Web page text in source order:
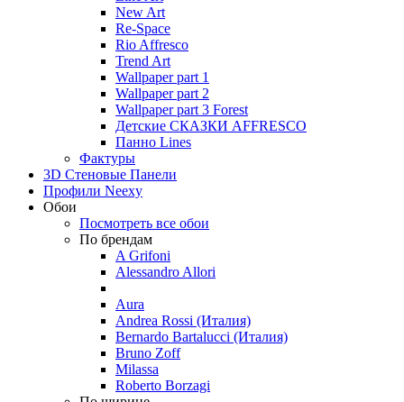
New Art
Re-Space
Rio Affresco
Trend Art
Wallpaper part 1
Wallpaper part 2
Wallpaper part 3 Forest
Детские СКАЗКИ AFFRESCO
Панно Lines
Фактуры
3D Стеновые Панели
Профили Neexy
Обои
Посмотреть все обои
По брендам
A Grifoni
Alessandro Allori
Aura
Andrea Rossi (Италия)
Bernardo Bartalucci (Италия)
Bruno Zoff
Milassa
Roberto Borzagi